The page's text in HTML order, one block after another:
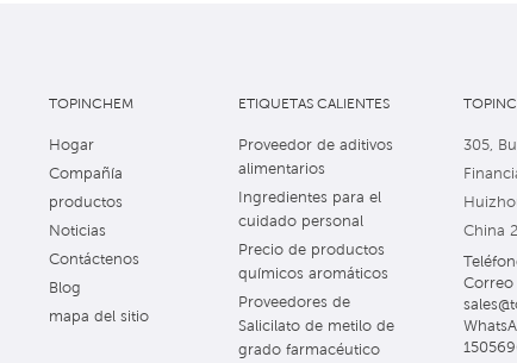
TOPINCHEM
Hogar
Compañía
productos
Noticias
Contáctenos
Blog
mapa del sitio
ETIQUETAS CALIENTES
Proveedor de aditivos
alimentarios
Ingredientes para el
cuidado personal
Precio de productos
químicos aromáticos
Proveedores de
Salicilato de metilo de
grado farmacéutico
305,
China